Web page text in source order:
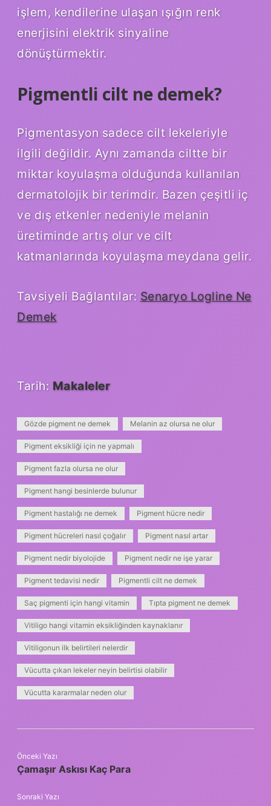
işlem, kendilerine ulaşan ışığın renk
enerjisini elektrik sinyaline
dönüştürmektir.
Pigmentli cilt ne demek?
Pigmentasyon sadece cilt lekeleriyle
ilgili değildir. Aynı zamanda ciltte bir
miktar koyulaşma olduğunda kullanılan
dermatolojik bir terimdir. Bazen çeşitli iç
ve dış etkenler nedeniyle melanin
üretiminde artış olur ve cilt
katmanlarında koyulaşma meydana gelir.
Tavsiyeli Bağlantılar: Senaryo Logline Ne
Demek
Tarih: Makaleler
Gözde pigment ne demek Melanin az olursa ne olur
Pigment eksikliği için ne yapmalı
Pigment fazla olursa ne olur
Pigment hangi besinlerde bulunur
Pigment hastalığı ne demek Pigment hücre nedir
Pigment hücreleri nasıl çoğalır Pigment nasıl artar
Pigment nedir biyolojide Pigment nedir ne işe yarar
Pigment tedavisi nedir Pigmentli cilt ne demek
Saç pigmenti için hangi vitamin Tıpta pigment ne demek
Vitiligo hangi vitamin eksikliğinden kaynaklanır
Vitiligonun ilk belirtileri nelerdir
Vücutta çıkan lekeler neyin belirtisi olabilir
Vücutta kararmalar neden olur
Önceki Yazı
Çamaşır Askısı Kaç Para
Sonraki Yazı